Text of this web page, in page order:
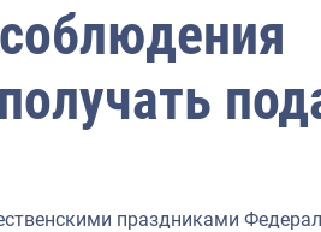
праздниками